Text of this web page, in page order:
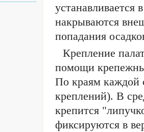
устанавливается
накрываются
попадания
Крепление
помощи
По краям каждой
креплений). В
крепится
фиксируются в